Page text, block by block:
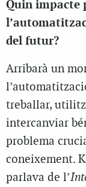
Quin impacte
del futur?
Arribarà un
treballar,
intercanviar
problema
coneixement.
parlava de l’